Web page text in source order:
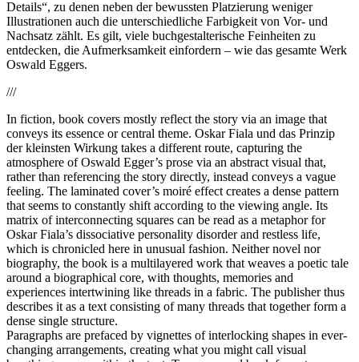
Details“, zu denen neben der bewussten Platzierung weniger
Illustrationen auch die unterschiedliche Farbigkeit von Vor- und
Nachsatz zählt. Es gilt, viele buchgestalterische Feinheiten zu
entdecken, die Aufmerksamkeit einfordern – wie das gesamte Werk
Oswald Eggers.
///
In fiction, book covers mostly reflect the story via an image that
conveys its essence or central theme. Oskar Fiala und das Prinzip
der kleinsten Wirkung takes a different route, capturing the
atmosphere of Oswald Egger’s prose via an abstract visual that,
rather than referencing the story directly, instead conveys a vague
feeling. The laminated cover’s moiré effect creates a dense pattern
that seems to constantly shift according to the viewing angle. Its
matrix of interconnecting squares can be read as a metaphor for
Oskar Fiala’s dissociative personality disorder and restless life,
which is chronicled here in unusual fashion. Neither novel nor
biography, the book is a multilayered work that weaves a poetic tale
around a biographical core, with thoughts, memories and
experiences intertwining like threads in a fabric. The publisher thus
describes it as a text consisting of many threads that together form a
dense single structure.
Paragraphs are prefaced by vignettes of interlocking shapes in ever-
changing arrangements, creating what you might call visual